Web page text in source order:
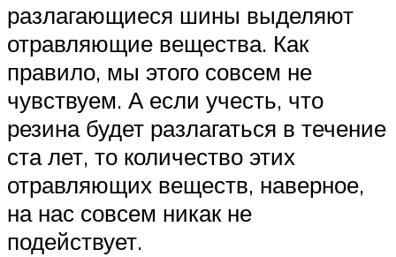
разлагающиеся шины выделяют
отравляющие вещества. Как
правило, мы этого совсем не
чувствуем. А если учесть, что
резина будет разлагаться в течение
ста лет, то количество этих
отравляющих веществ, наверное,
на нас совсем никак не
подействует.